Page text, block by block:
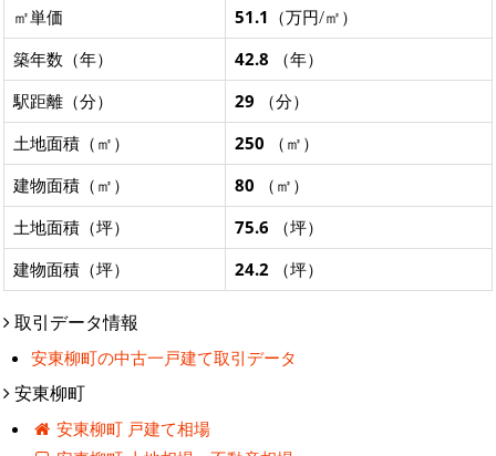
㎡単価
51.1 （万円/㎡）
築年数（年）
42.8 （年）
駅距離（分）
29 （分）
土地面積（㎡）
250 （㎡）
建物面積（㎡）
80 （㎡）
土地面積（坪）
75.6 （坪）
建物面積（坪）
24.2 （坪）
取引データ情報
安東柳町の中古一戸建て取引データ
安東柳町
安東柳町 戸建て相場